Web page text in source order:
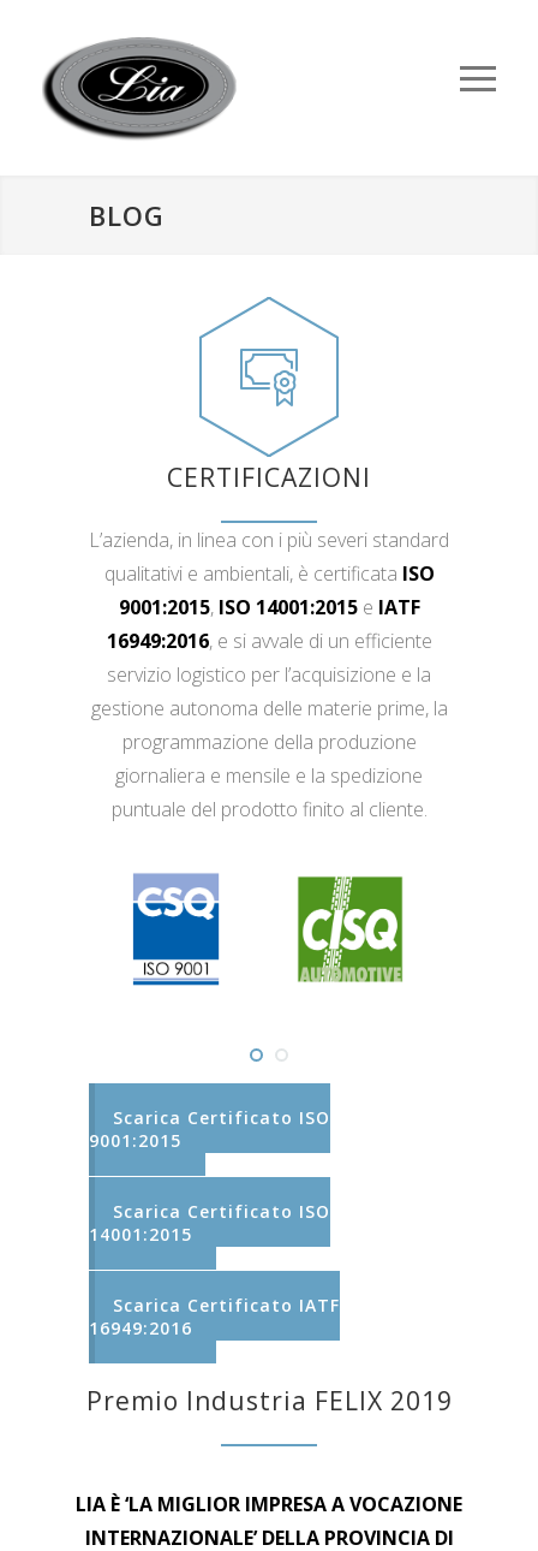
BLOG
CERTIFICAZIONI
L’azienda, in linea con i più severi standard
qualitativi e ambientali, è certificata ISO
9001:2015, ISO 14001:2015e IATF
16949:2016, e si avvale di un efficiente
servizio logistico per l’acquisizione e la
gestione autonoma delle materie prime, la
programmazione della produzione
giornaliera e mensile e la spedizione
puntuale del prodotto finito al cliente.
Scarica Certificato ISO
9001:2015
Scarica Certificato ISO
14001:2015
Scarica Certificato IATF
16949:2016
Premio Industria FELIX 2019
LIA È ‘LA MIGLIOR IMPRESA A VOCAZIONE
INTERNAZIONALE’ DELLA PROVINCIA DI